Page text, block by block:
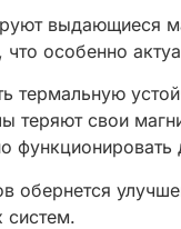
выдающиеся
особенно
термальную
свои
обернется
систем.